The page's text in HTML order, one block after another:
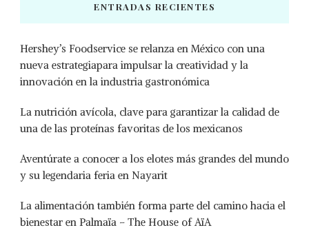
ENTRADAS RECIENTES
Hershey’s Foodservice se relanza en México con una
nueva estrategiapara impulsar la creatividad y la
innovación en la industria gastronómica
La nutrición avícola, clave para garantizar la calidad de
una de las proteínas favoritas de los mexicanos
Aventúrate a conocer a los elotes más grandes del mundo
y su legendaria feria en Nayarit
La alimentación también forma parte del camino hacia el
bienestar en Palmaïa – The House of AïA